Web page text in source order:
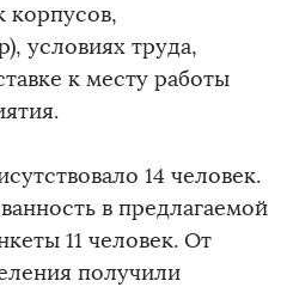
корпусов,
условиях труда,
к месту работы
14 человек.
в предлагаемой
11 человек. От
получили